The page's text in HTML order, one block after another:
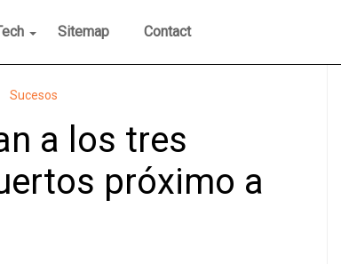
Sitemap Contact
Sucesos
a los tres
próximo a